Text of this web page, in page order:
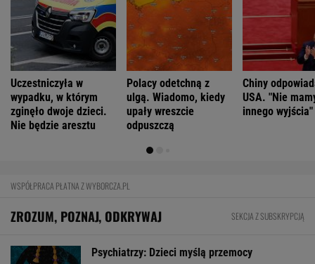
Uczestniczyła w
wypadku, w którym
zginęło dwoje dzieci.
Nie będzie aresztu
Polacy odetchną z
ulgą. Wiadomo, kiedy
upały wreszcie
odpuszczą
Chiny
USA. "Nie
innego wyjścia"
WSPÓŁPRACA PŁATNA Z WYBORCZA.PL
ZROZUM, POZNAJ, ODKRYWAJ SEKCJA Z SUBSKRYPCJĄ
Psychiatrzy: Dzieci myślą przemocy